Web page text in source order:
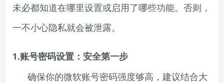
未必都知道在哪里设置或启用了哪些功能。否则，
一不小心隐私就会被泄露。
1.账号密码设置：安全第一步
确保你的微软账号密码强度够高，建议结合大